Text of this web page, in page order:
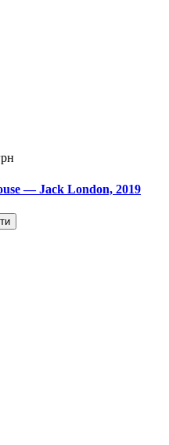
— Jack London, 2019